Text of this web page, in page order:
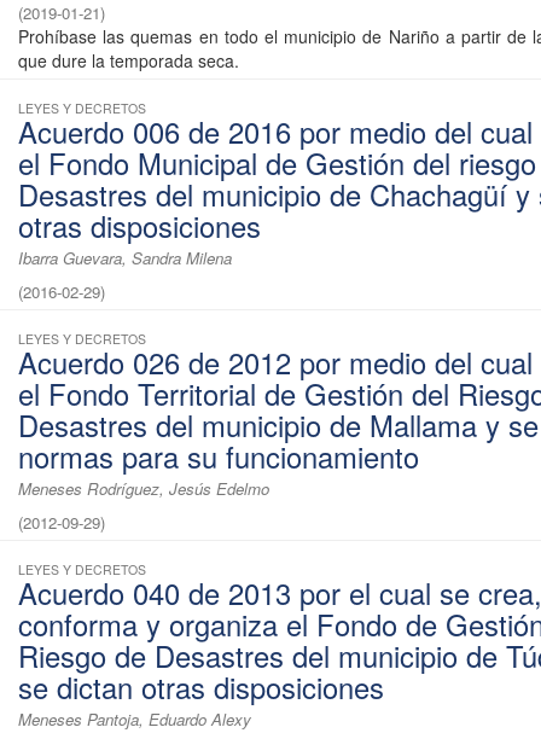
(2019-01-21)
Prohíbase las quemas en todo el municipio de Nariño a partir de
que dure la temporada seca.
LEYES Y DECRETOS
Acuerdo 006 de 2016 por medio del
el Fondo Municipal de Gestión del
Desastres del municipio de Chachagüí y
otras disposiciones
Ibarra Guevara, Sandra Milena
(2016-02-29)
LEYES Y DECRETOS
Acuerdo 026 de 2012 por medio del
el Fondo Territorial de Gestión del
Desastres del municipio de Mallama y
normas para su funcionamiento
Meneses Rodríguez, Jesús Edelmo
(2012-09-29)
LEYES Y DECRETOS
Acuerdo 040 de 2013 por el cual se crea,
conforma y organiza el Fondo de
Riesgo de Desastres del municipio de
se dictan otras disposiciones
Meneses Pantoja, Eduardo Alexy